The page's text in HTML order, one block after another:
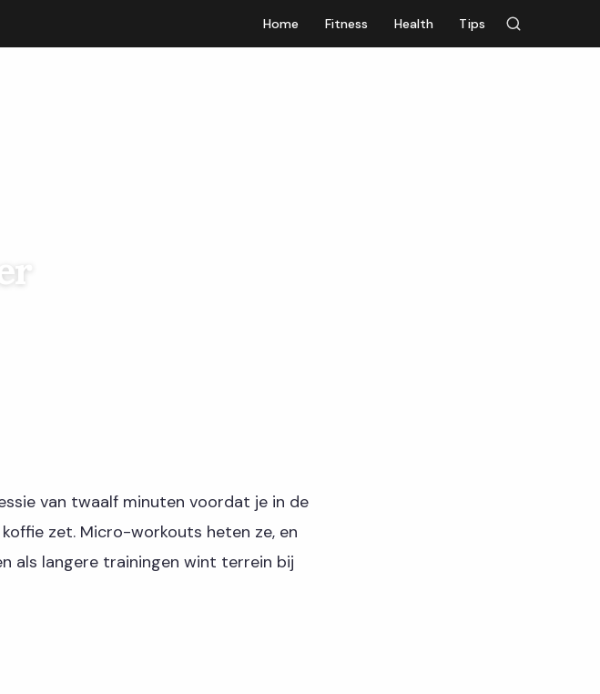
Home Fitness Health Tips
van twaalf minuten voordat je in de
zet. Micro-workouts heten ze, en
als langere trainingen wint terrein bij